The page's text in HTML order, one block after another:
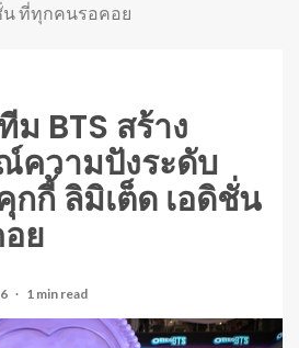
น ที่ทุกคนรอคอย
ม BTS สร้าง
ความปังระดับ
กกี้ ลิมิเต็ด เอดิชั่น
ย
1 min read